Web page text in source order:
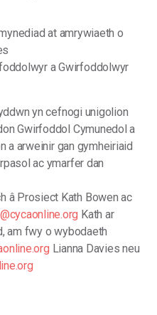
at amrywiaeth o
aGwirfoddolwyr
yn cefnogi unigolion
Gwirfoddol Cymunedol a
a arweinir gan gymheiriaid
ac ymarfer dan
â Prosiect Kath Bowen ac
Kath ar
, am fwy o wybodaeth
Lianna Davies neu